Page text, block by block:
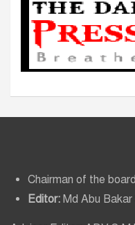
Chairman of the
Editor: Md Abu Bakar